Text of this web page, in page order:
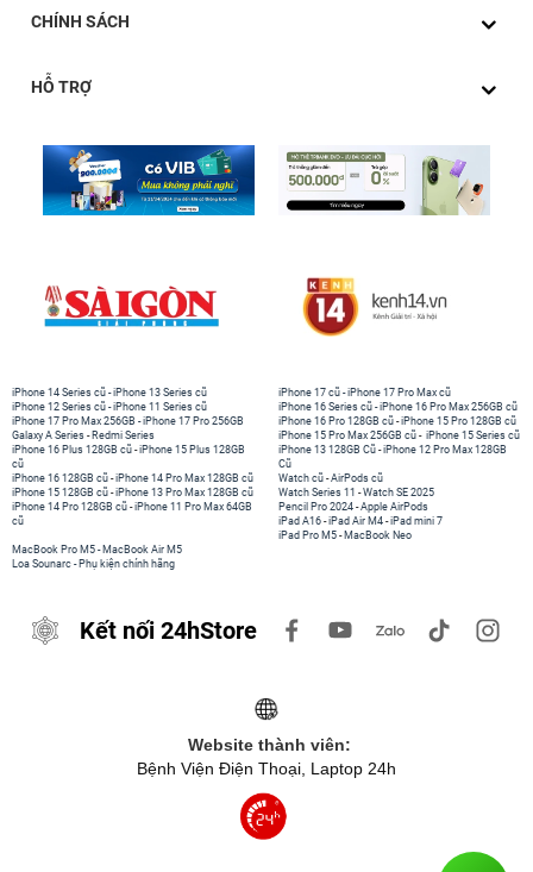
CHÍNH SÁCH
HỖ TRỢ
iPhone 14 Series cũ -iPhone 13 Series cũ
iPhone 12 Series cũ -iPhone 11 Series cũ
iPhone 17 Pro Max 256GB -iPhone 17 Pro 256GB
Galaxy A Series - Redmi Series
iPhone 17 cũ -iPhone 17 Pro Max cũ
iPhone 16 Series cũ - iPhone 16 Pro Max 256GB cũ
iPhone 16 Pro 128GB cũ -iPhone 15 Pro 128GB cũ
iPhone 15 Pro Max 256GB cũ - iPhone 15 Series cũ
iPhone 16 Plus 128GB cũ -iPhone 15 Plus 128GB
cũ
iPhone 16 128GB cũ -iPhone 14 Pro Max 128GB cũ
iPhone 15 128GB cũ -iPhone 13 Pro Max 128GB cũ
iPhone 14 Pro 128GB cũ -iPhone 11 Pro Max 64GB
cũ
iPhone 13 128GB Cũ -iPhone 12 Pro Max 128GB
Cũ
Watch cũ -AirPods cũ
Watch Series 11 -Watch SE 2025
Pencil Pro 2024 -Apple AirPods
iPad A16 -iPad Air M4 -iPad mini 7
iPad Pro M5 - MacBook Neo
MacBook Pro M5 - MacBook Air M5
Loa Sounarc - Phụ kiện chính hãng
Kết nối 24hStore
Website thành viên:
Bệnh Viện Điện Thoại, Laptop 24h